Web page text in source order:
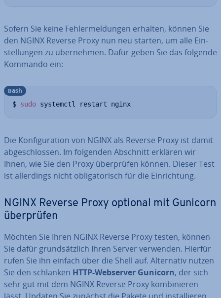
Sofern Sie keine Feh­ler­mel­dun­gen erhalten, können Sie
den NGINX Reverse Proxy nun neu starten, um alle Ein­
stel­lun­gen zu über­neh­men. Dafür geben Sie das folgende
Kommando ein:
$ sudo systemctl restart nginx
bash
Die Kon­fi­gu­ra­ti­on von NGINX als Reverse Proxy ist damit
ab­ge­schlos­sen. Im folgenden Abschnitt erklären wir
Ihnen, wie Sie den Proxy über­prü­fen können. Dieser Test
ist al­ler­dings nicht ob­li­ga­to­risch für die Ein­rich­tung.
NGINX Reverse Proxy optional mit Gunicorn
über­prü­fen
Möchten Sie Ihren NGINX Reverse Proxy testen, können
Sie dafür grund­sätz­lich Ihren Server verwenden. Hierfür
rufen Sie ihn einfach über die Shell auf. Al­ter­na­tiv nutzen
Sie den schlanken HTTP-Webserver Gunicorn, der sich
sehr gut mit dem NGINX Reverse Proxy kom­bi­nie­ren